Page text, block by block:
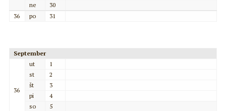
ne
30
36
po 31
September
36
ut
1
st
2
št
3
pi
4
so
5